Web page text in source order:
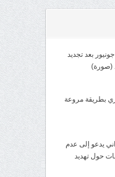
بعد تجديد
(صورة)
بطريقة مروعة
يدعو إلى عدم
حول تهديد